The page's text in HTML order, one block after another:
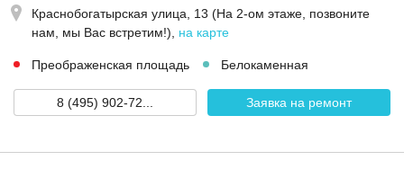
Краснобогатырская улица, 13 (На 2-ом этаже, позвоните
нам, мы Вас встретим!)
на карте
Преображенская площадь Белокаменная
8 (495) 902-72... Заявка на ремонт